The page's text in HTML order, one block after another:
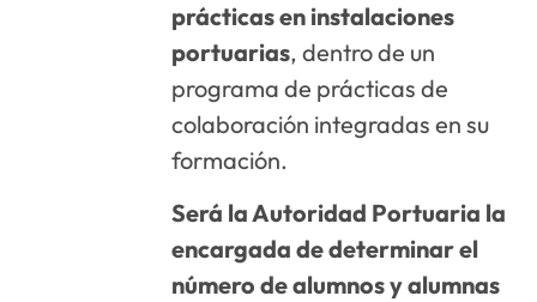
prácticas en instalaciones
portuarias, dentro de un
programa de prácticas de
colaboración integradas en su
formación.
Será la Autoridad Portuaria la
encargada de determinar el
número de alumnos y alumnas